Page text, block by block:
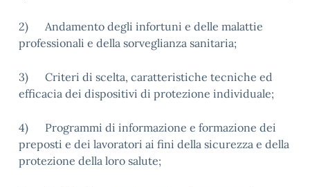
2) Andamento degli infortuni e delle malattie
professionali e della sorveglianza sanitaria;
3) Criteri di scelta, caratteristiche tecniche ed
efficacia dei dispositivi di protezione individuale;
4) Programmi di informazione e formazione dei
preposti e dei lavoratori ai fini della sicurezza e della
protezione della loro salute;